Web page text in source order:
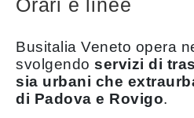
Orari e linee
Busitalia Veneto opera
svolgendo servizi di
sia urbani che
di Padova e Rovigo.